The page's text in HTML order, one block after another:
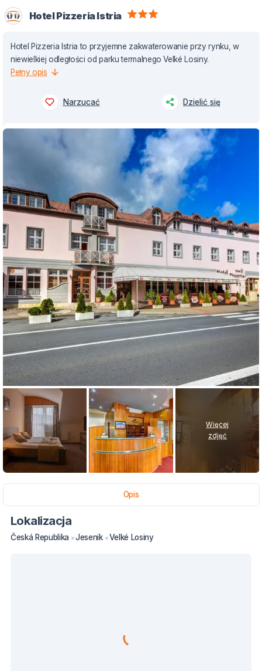
Hotel Pizzeria Istria
Hotel Pizzeria Istria to przyjemne zakwaterowanie przy rynku, w
niewielkiej odległości od parku termalnego Velké Losiny.
Pełny opis
Narzucać Dzielić się
Więcej
zdjęć
Opis
Lokalizacja
Česká Republika Jesenik Velké Losiny